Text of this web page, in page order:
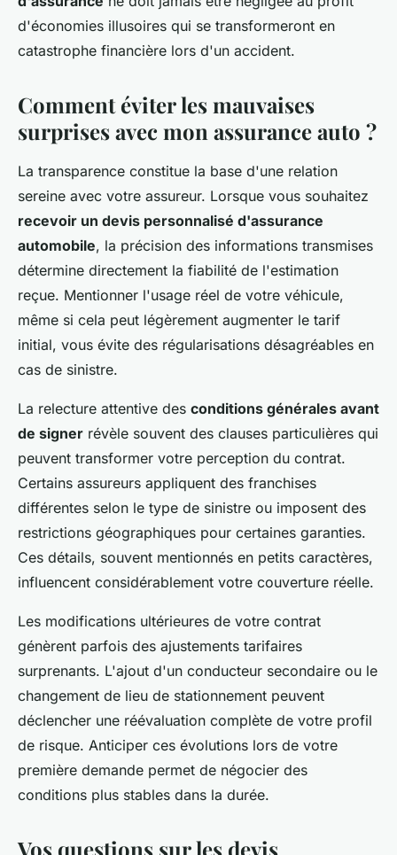
d'économies illusoires qui se transformeront en
catastrophe financière lors d'un accident.
Comment éviter les mauvaises
surprises avec mon assurance auto ?
La transparence constitue la base d'une relation
sereine avec votre assureur. Lorsque vous souhaitez
recevoir un devis personnalisé d'assurance
automobile, la précision des informations transmises
détermine directement la fiabilité de l'estimation
reçue. Mentionner l'usage réel de votre véhicule,
même si cela peut légèrement augmenter le tarif
initial, vous évite des régularisations désagréables en
cas de sinistre.
La relecture attentive des conditions générales avant
de signer révèle souvent des clauses particulières qui
peuvent transformer votre perception du contrat.
Certains assureurs appliquent des franchises
différentes selon le type de sinistre ou imposent des
restrictions géographiques pour certaines garanties.
Ces détails, souvent mentionnés en petits caractères,
influencent considérablement votre couverture réelle.
Les modifications ultérieures de votre contrat
génèrent parfois des ajustements tarifaires
surprenants. L'ajout d'un conducteur secondaire ou le
changement de lieu de stationnement peuvent
déclencher une réévaluation complète de votre profil
de risque. Anticiper ces évolutions lors de votre
première demande permet de négocier des
conditions plus stables dans la durée.
Vos questions sur les devis